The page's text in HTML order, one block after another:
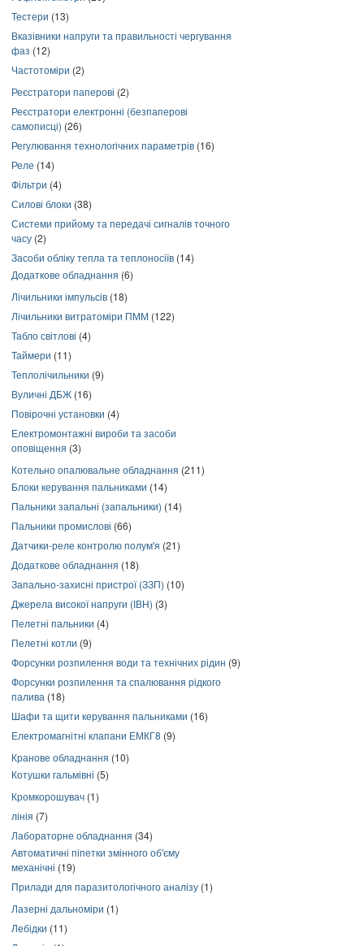
Тестери (13)
Вказівники напруги та правильності чергування
фаз (12)
Частотоміри (2)
Реєстратори паперові (2)
Реєстратори електронні (безпаперові
самописці) (26)
Регулювання технологічних параметрів (16)
Реле (14)
Фільтри (4)
Силові блоки (38)
Системи прийому та передачі сигналів точного
часу (2)
Засоби обліку тепла та теплоносіїв (14)
Додаткове обладнання (6)
Лічильники імпульсів (18)
Лічильники витратоміри ПММ (122)
Табло світлові (4)
Таймери (11)
Теплолічильники (9)
Вуличні ДБЖ (16)
Повірочні установки (4)
Електромонтажні вироби та засоби
оповіщення (3)
Котельно опалювальне обладнання (211)
Блоки керування пальниками (14)
Пальники запальні (запальники) (14)
Пальники промислові (66)
Датчики-реле контролю полум'я (21)
Додаткове обладнання (18)
Запально-захисні пристрої (ЗЗП) (10)
Джерела високої напруги (ІВН) (3)
Пелетні пальники (4)
Пелетні котли (9)
Форсунки розпилення води та технічних рідин (9)
Форсунки розпилення та спалювання рідкого
палива (18)
Шафи та щити керування пальниками (16)
Електромагнітні клапани ЕМКГ8 (9)
Кранове обладнання (10)
Котушки гальмівні (5)
Кромкорошувач (1)
лінія (7)
Лабораторне обладнання (34)
Автоматичні піпетки змінного об'єму
механічні (19)
Прилади для паразитологічного аналізу (1)
Лазерні дальноміри (1)
Лебідки (11)